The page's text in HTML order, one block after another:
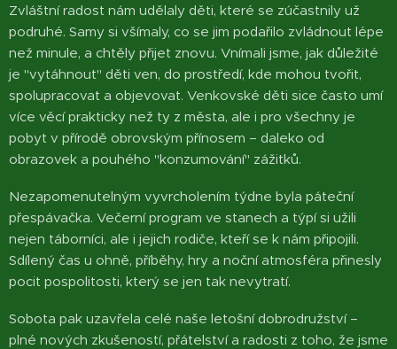
Zvláštní radost nám udělaly děti, které se zúčastnily už
podruhé. Samy si všímaly, co se jim podařilo zvládnout lépe
než minule, a chtěly přijet znovu. Vnímali jsme, jak důležité
je "vytáhnout" děti ven, do prostředí, kde mohou tvořit,
spolupracovat a objevovat. Venkovské děti sice často umí
více věcí prakticky než ty z města, ale i pro všechny je
pobyt v přírodě obrovským přínosem – daleko od
obrazovek a pouhého "konzumování" zážitků.
Nezapomenutelným vyvrcholením týdne byla páteční
přespávačka. Večerní program ve stanech a týpí si užili
nejen táborníci, ale i jejich rodiče, kteří se k nám připojili.
Sdílený čas u ohně, příběhy, hry a noční atmosféra přinesly
pocit pospolitosti, který se jen tak nevytratí.
Sobota pak uzavřela celé naše letošní dobrodružství –
plné nových zkušeností, přátelství a radosti z toho, že jsme